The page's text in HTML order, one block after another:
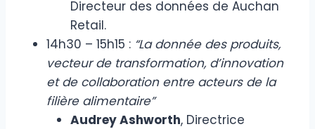
Directeur des données de Auchan
Retail.
14h30 – 15h15 : “La donnée des produits,
vecteur de transformation, d’innovation
et de collaboration entre acteurs de la
filière alimentaire”
Audrey Ashworth, Directrice